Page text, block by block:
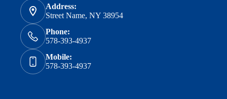
Address:
Street Name, NY 38954
Phone:
578-393-4937
Mobile:
578-393-4937